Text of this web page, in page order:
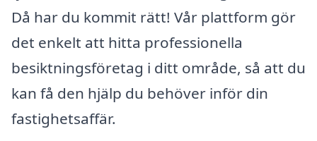
Då har du kommit rätt! Vår plattform gör
det enkelt att hitta professionella
besiktningsföretag i ditt område, så att du
kan få den hjälp du behöver inför din
fastighetsaffär.